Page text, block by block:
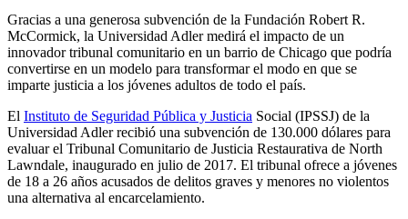
Gracias a una generosa subvención de la Fundación Robert R.
McCormick, la Universidad Adler medirá el impacto de un
innovador tribunal comunitario en un barrio de Chicago que podría
convertirse en un modelo para transformar el modo en que se
imparte justicia a los jóvenes adultos de todo el país.
El Instituto de Seguridad Pública y Justicia Social (IPSSJ) de la
Universidad Adler recibió una subvención de 130.000 dólares para
evaluar el Tribunal Comunitario de Justicia Restaurativa de North
Lawndale, inaugurado en julio de 2017. El tribunal ofrece a jóvenes
de 18 a 26 años acusados de delitos graves y menores no violentos
una alternativa al encarcelamiento.